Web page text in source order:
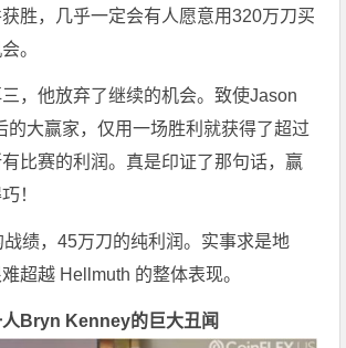
胜，几乎一定会有人愿意用320万刀买
。
，他放弃了继续的机会。致使Jason
的大赢家，仅用一场胜利就获得了超过
比赛的利润。真是印证了那句话，赢
！
绩，45万刀的纯利润。实事求是地
超越 Hellmuth 的整体表现。
Bryn Kenney的巨大丑闻